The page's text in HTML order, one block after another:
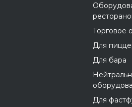
Торговое
Для
Для бара
Для